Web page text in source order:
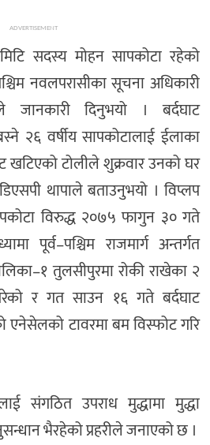
ADVERTISEMENT
सदस्य मोहन सापकोटा रहेको
नवलपरासीका सूचना अधिकारी
जानकारी दिनुभयो । बर्दघाट
२६ वर्षीय सापकोटालाई ईलाका
खटिएको टोलीले शुक्रवार उनको घर
थापाले बताउनुभयो । विप्लप
विरुद्ध २०७५ फागुन ३० गते
पूर्व–पश्चिम राजमार्ग अन्तर्गत
तुलसीपुरमा रोकी राखेका २
र गत साउन १६ गते बर्दघाट
एनेसेलको टावरमा बम विस्फोट गरि
संगठित उपराध मुद्धामा मुद्धा
भैरहेको प्रहरीले जनाएको छ ।